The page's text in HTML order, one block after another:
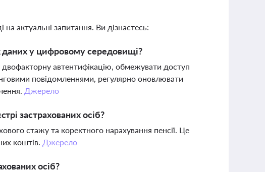
на актуальні запитання. Ви дізнаєтесь:
даних у цифровому середовищі?
двофакторну автентифікацію, обмежувати доступ
повідомленнями, регулярно оновлювати
Джерело
застрахованих осіб?
стажу та коректного нарахування пенсії. Це
коштів. Джерело
осіб?